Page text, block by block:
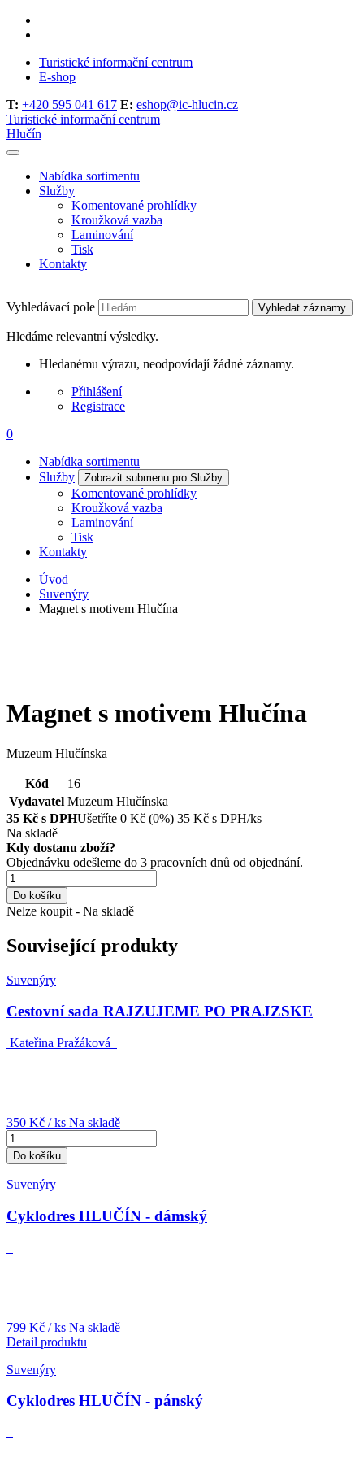
Turistické informační centrum
E-shop
T: +420 595 041 617 E: eshop@ic-hlucin.cz
Turistické informační centrum
Hlučín
Nabídka sortimentu
Služby
Komentované prohlídky
Kroužková vazba
Laminování
Tisk
Kontakty
Vyhledávací pole Vyhledat záznamy
Hledáme relevantní výsledky.
Hledanému výrazu, neodpovídají žádné záznamy.
Přihlášení
Registrace
0
Nabídka sortimentu
Služby
Zobrazit submenu pro Služby
Komentované prohlídky
Kroužková vazba
Laminování
Tisk
Kontakty
Úvod
Suvenýry
Magnet s motivem Hlučína
Magnet s motivem Hlučína
Muzeum Hlučínska
Kód
16
Vydavatel Muzeum Hlučínska
35 Kč s DPHUšetříte 0 Kč (0%) 35 Kč s DPH/ks
Na skladě
Kdy dostanu zboží?
Objednávku odešleme do 3 pracovních dnů od objednání.
Do košíku
Nelze koupit - Na skladě
Související produkty
Suvenýry
Cestovní sada RAJZUJEME PO PRAJZSKE
Kateřina Pražáková
350 Kč / ks Na skladě
Do košíku
Suvenýry
Cyklodres HLUČÍN - dámský
799 Kč / ks Na skladě
Detail produktu
Suvenýry
Cyklodres HLUČÍN - pánský